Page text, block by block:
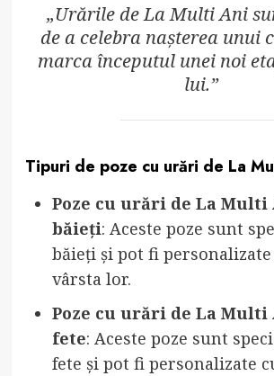
„Urările de La Multi Ani
de a celebra nașterea unui
marca începutul unei noi
lui.”
Tipuri de poze cu urări de La
Poze cu urări de La
băieți: Aceste poze sunt
băieți și pot fi
vârsta lor.
Poze cu urări de La
fete: Aceste poze sunt
fete și pot fi personalizate